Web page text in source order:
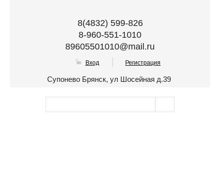
8(4832) 599-826
8-960-551-1010
89605501010@mail.ru
Вход Регистрация
Супонево Брянск, ул Шосейная д.39